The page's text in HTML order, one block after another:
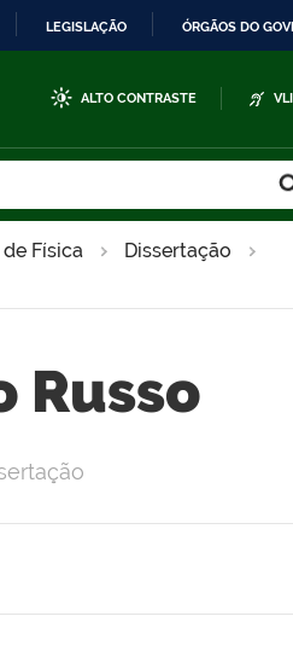
LEGISLAÇÃO ÓRGÃOS DO
ALTO CONTRASTE
Física Dissertação
Russo